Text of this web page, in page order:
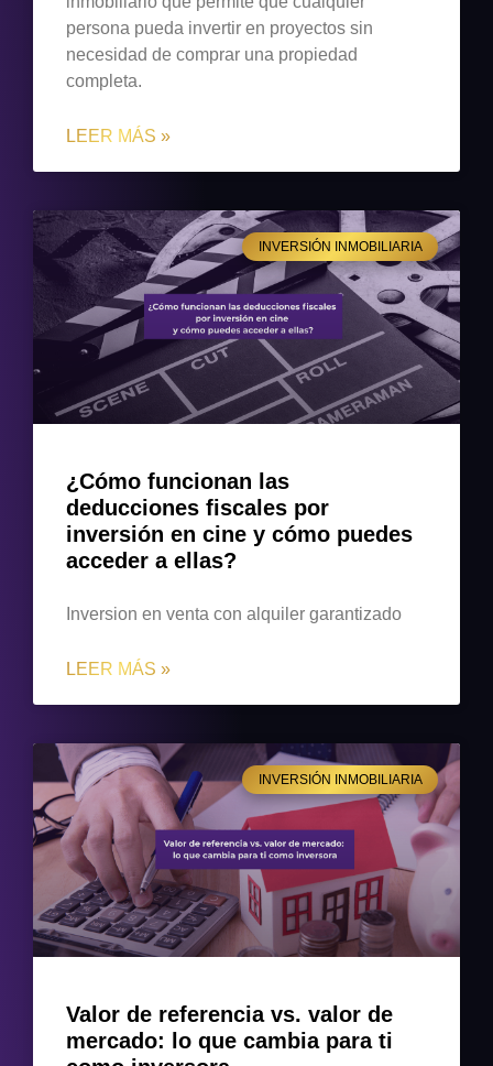
persona pueda invertir en proyectos sin
necesidad de comprar una propiedad
completa.
LEER MÁS »
INVERSIÓN INMOBILIARIA
¿Cómo funcionan las
deducciones fiscales por
inversión en cine y cómo puedes
acceder a ellas?
Inversion en venta con alquiler garantizado
LEER MÁS »
INVERSIÓN INMOBILIARIA
Valor de referencia vs. valor de
mercado: lo que cambia para ti